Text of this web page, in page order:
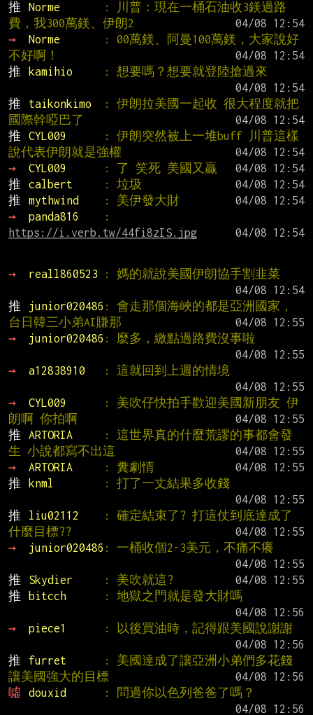
推
Norme
: 川普：現在一桶石油收3鎂過路
費，我300萬鎂、伊朗2
→
Norme
: 00萬鎂、阿曼100萬鎂，大家說好
不好啊！
推
kamihio
: 想要嗎？想要就登陸搶過來
推
taikonkimo
: 伊朗拉美國一起收 很大程度就把
國際幹啞巴了
推
CYL009
: 伊朗突然被上一堆buff 川普這樣
說代表伊朗就是強權
→
CYL009 : 了 笑死 美國又贏
推
calbert : 垃圾
推
mythwind : 美伊發大財
→
panda816
https://i.verb.tw/44fi8zIS.jpg
→ reall860523
: 媽的就說美國伊朗協手割韭菜
推
junior020486 : 會走那個海峽的都是亞洲國家，
台日韓三小弟AI賺那
→
junior020486 : 麼多，繳點過路費沒事啦
→
a12838910
: 這就回到上週的情境
→
CYL009
: 美吹仔快拍手歡迎美國新朋友 伊
朗啊 你拍啊
推
ARTORIA
: 這世界真的什麼荒謬的事都會發
生 小說都寫不出這
→
ARTORIA : 糞劇情
推
knml
: 打了一丈結果多收錢
推
liu02112
: 確定結束了? 打這仗到底達成了
什麼目標??
→
junior020486 : 一桶收個2-3美元，不痛不癢
推
Skydier : 美吹就這?
推
bitcch
: 地獄之門就是發大財嗎
→
piece1
: 以後買油時，記得跟美國說謝謝
推
furret
: 美國達成了讓亞洲小弟們多花錢
讓美國強大的目標
噓
douxid
: 問過你以色列爸爸了嗎？